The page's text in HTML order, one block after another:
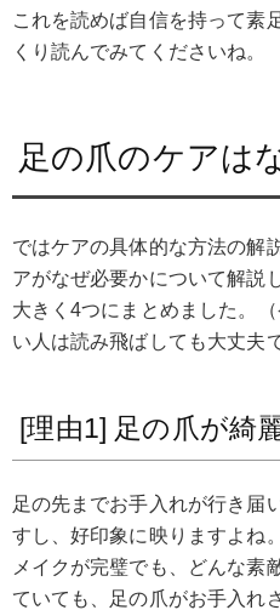
これを読めば自信を持って素
くり読んでみてくださいね。
足の爪のケアは
ではケアの具体的な方法の解
アがなぜ必要かについて解説
大きく4つにまとめました。
い人は読み飛ばしても大丈夫
[理由1] 足の爪が綺
足の先までお手入れが行き届
すし、好印象に映りますよね。
メイクが完璧でも、どんな素
ていても、足の爪がお手入れ